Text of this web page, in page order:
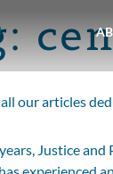
our articles
Justice